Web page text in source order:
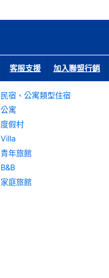
客服支援 加入聯盟行銷
民宿、公寓類型住宿
公寓
度假村
Villa
青年旅館
B&B
家庭旅館